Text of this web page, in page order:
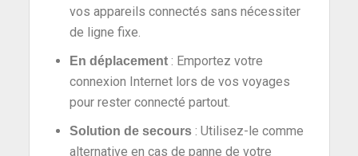
vos appareils connectés sans nécessiter
de ligne fixe.
En déplacement: Emportez votre
connexion Internet lors de vos voyages
pour rester connecté partout.
Solution de secours: Utilisez-le comme
alternative en cas de panne de votre